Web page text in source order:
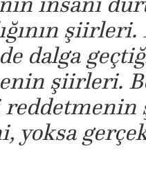
dalga
şiirleri.